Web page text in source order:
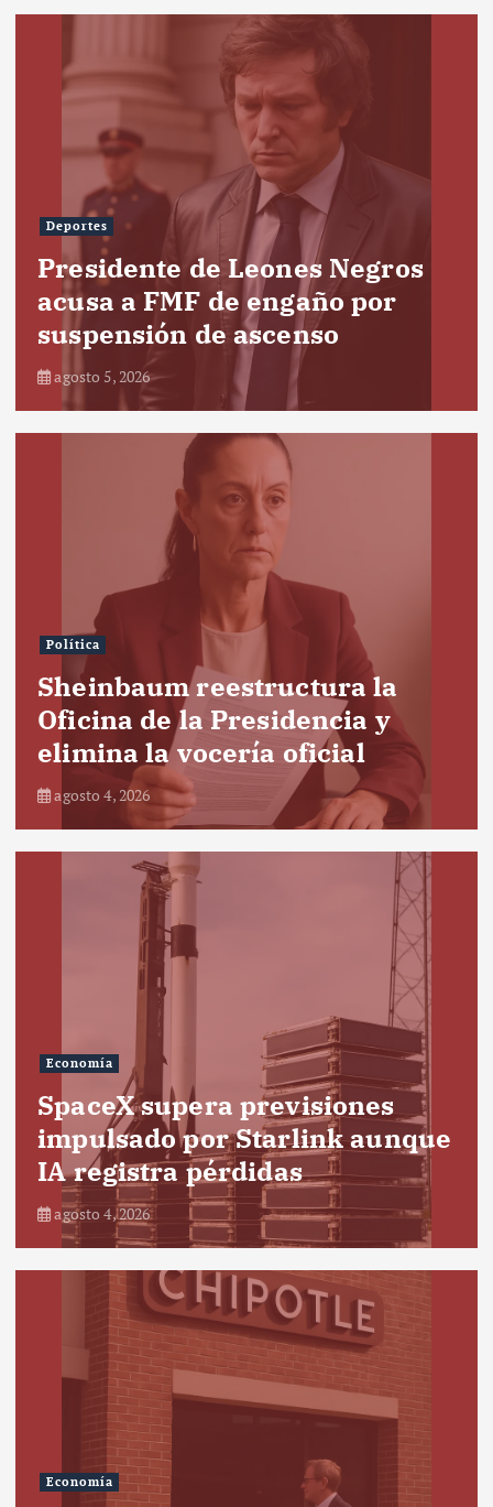
Deportes
Presidente de Leones Negros
acusa a FMF de engaño por
suspensión de ascenso
agosto 5, 2026
Política
Sheinbaum reestructura la
Oficina de la Presidencia y
elimina la vocería oficial
agosto 4, 2026
Economía
SpaceX supera previsiones
impulsado por Starlink aunque
IA registra pérdidas
agosto 4, 2026
Economía